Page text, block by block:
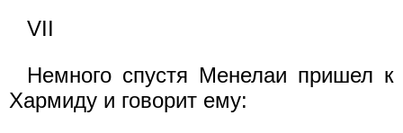
VII
Немного спустя Менелаи пришел к
Хармиду и говорит ему: